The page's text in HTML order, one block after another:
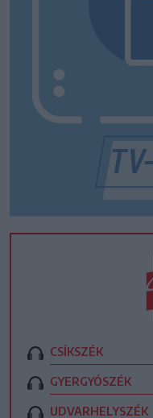
CSÍKSZÉK
GYERGYÓSZÉK
UDVARHELYSZÉK